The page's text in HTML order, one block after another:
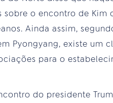
o encontro de Kim
Ainda assim,
Pyongyang, existe um
para o
do presidente